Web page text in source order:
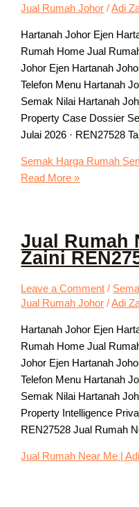
Jual Rumah Johor /Adi
Hartanah Johor Ejen
Rumah Home Jual
Johor Ejen Hartanah
Telefon Menu Hartanah
Semak Nilai Hartanah
Property Case Dossier
Julai 2026 · REN27528
Semak Harga Rumah
Read More »
Jual Rumah
Zaini
Leave a Comment /
Jual Rumah Johor /Adi
Hartanah Johor Ejen
Rumah Home Jual
Johor Ejen Hartanah
Telefon Menu Hartanah
Semak Nilai Hartanah
Property Intelligence
REN27528 Jual Rumah
Jual Rumah Near Me |